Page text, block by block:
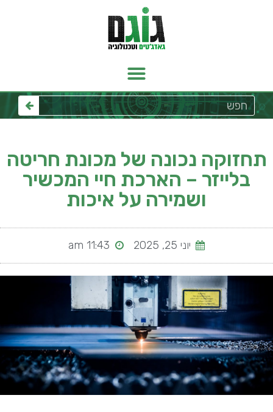
תחזוקה נכונה של מכונת חריטה
בלייזר – הארכת חיי המכשיר
ושמירה על איכות
יוני 25, 2025 11:43 am